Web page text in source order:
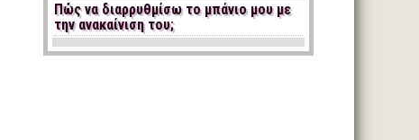
Πώς να διαρρυθμίσω το μπάνιο μου με
την ανακαίνιση του;